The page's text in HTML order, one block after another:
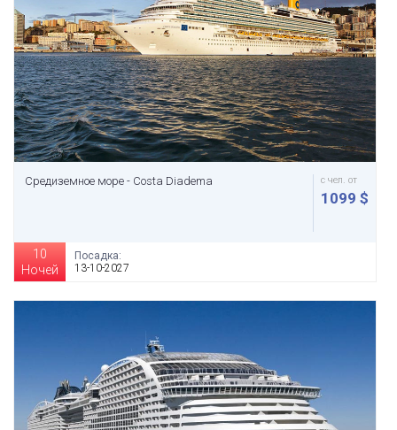
Средиземное море - Costa Diadema с чел. от
1099 $
10
Ночей
Посадка:
13-10-2027